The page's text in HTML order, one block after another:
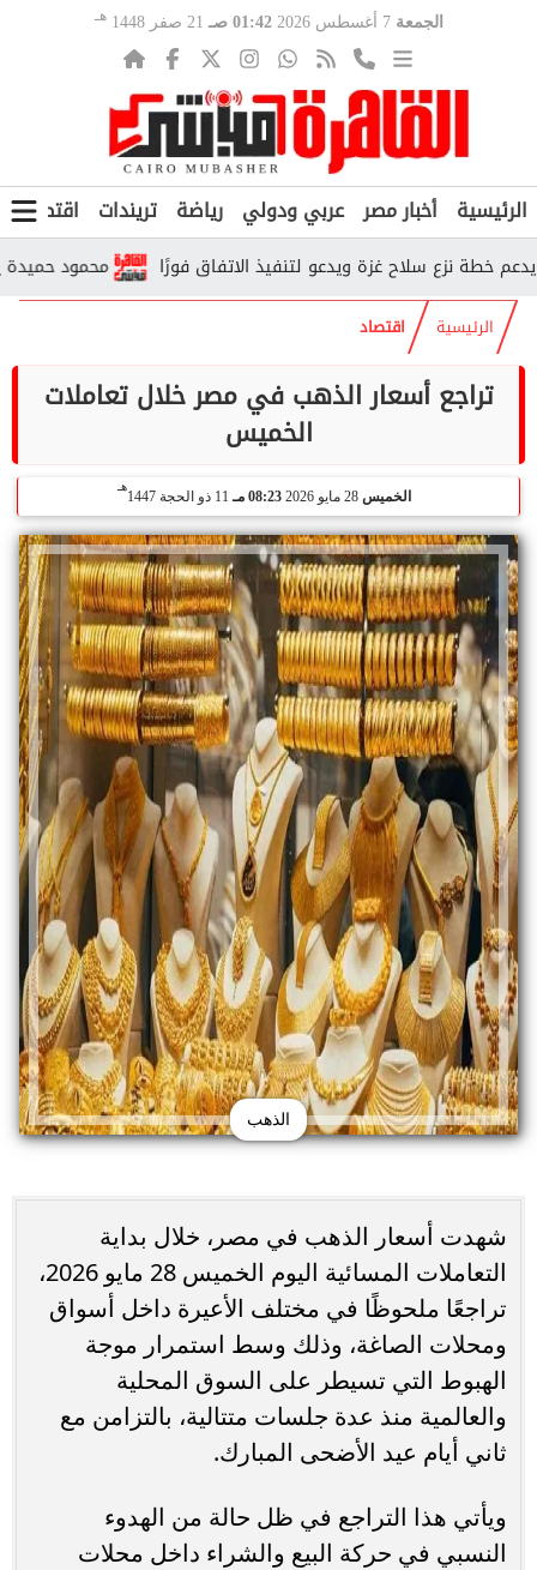
الجمعة 7 أغسطس 2026 01:42 صـ 21 صفر 1448 هـ
الرئيسية أخبار مصر عربي ودولي رياضة تريندات اقتصاد
محمود حميدة يحتفل نزع سلاح غزة ويدعو لتنفيذ الاتفاق فورًا
الرئيسية اقتصاد
تراجع أسعار الذهب في مصر خلال تعاملات
الخميس
الخميس 28 مايو 2026 08:23 مـ 11 ذو الحجة 1447
هـ
الذهب
شهدت أسعار الذهب في مصر، خلال بداية
التعاملات المسائية اليوم الخميس 28 مايو 2026،
تراجعًا ملحوظًا في مختلف الأعيرة داخل أسواق
ومحلات الصاغة، وذلك وسط استمرار موجة
الهبوط التي تسيطر على السوق المحلية
والعالمية منذ عدة جلسات متتالية، بالتزامن مع
ثاني أيام عيد الأضحى المبارك.
ويأتي هذا التراجع في ظل حالة من الهدوء
النسبي في حركة البيع والشراء داخل محلات